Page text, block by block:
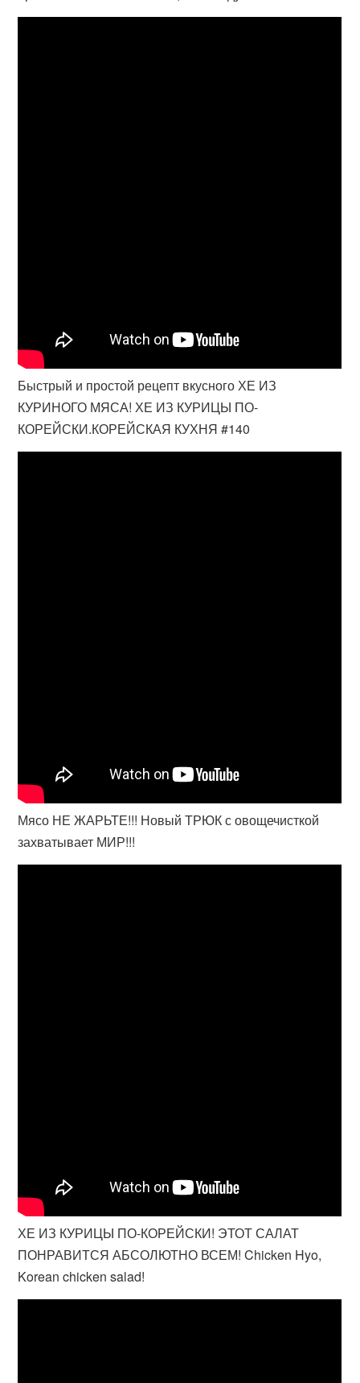
Быстрый и простой рецепт вкусного ХЕ ИЗ
КУРИНОГО МЯСА! ХЕ ИЗ КУРИЦЫ ПО-
КОРЕЙСКИ.КОРЕЙСКАЯ КУХНЯ #140
Мясо НЕ ЖАРЬТЕ!!! Новый ТРЮК с овощечисткой
захватывает МИР!!!
ХЕ ИЗ КУРИЦЫ ПО-КОРЕЙСКИ! ЭТОТ САЛАТ
ПОНРАВИТСЯ АБСОЛЮТНО ВСЕМ! Chicken Hyo,
Korean chicken salad!